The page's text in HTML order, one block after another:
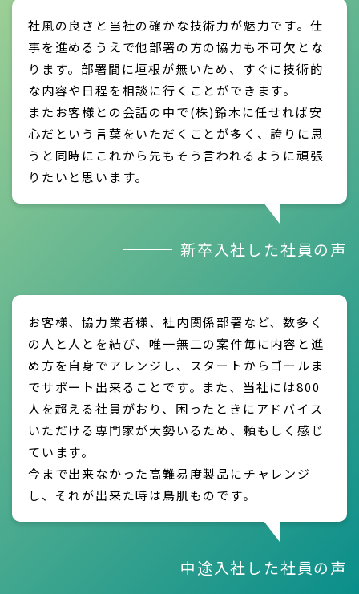
新卒入社した社員の声
社風の良さと当社の確かな技術力が魅力です。仕
事を進めるうえで他部署の方の協力も不可欠とな
ります。部署間に垣根が無いため、すぐに技術的
な内容や日程を相談に行くことができます。
またお客様との会話の中で(株)鈴木に任せれば安
心だという言葉をいただくことが多く、誇りに思
うと同時にこれから先もそう言われるように頑張
りたいと思います。
中途入社した社員の声
お客様、協力業者様、社内関係部署など、数多く
の人と人とを結び、唯一無二の案件毎に内容と進
め方を自身でアレンジし、スタートからゴールま
でサポート出来ることです。また、当社には800
人を超える社員がおり、困ったときにアドバイス
いただける専門家が大勢いるため、頼もしく感じ
ています。
今まで出来なかった高難易度製品にチャレンジ
し、それが出来た時は鳥肌ものです。